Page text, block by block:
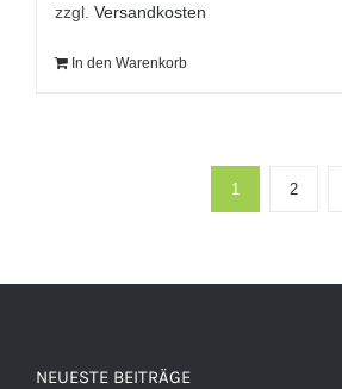
zzgl. Versandkosten
In den Warenkorb
1 2
NEUESTE BEITRÄGE